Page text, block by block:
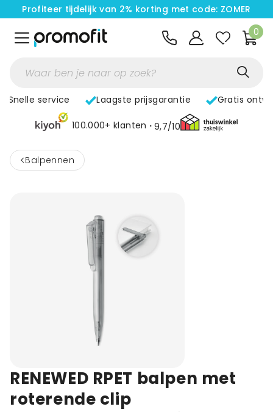
Profiteer tijdelijk van 2% korting met code: ZOMER
0
Snelle service Laagste prijsgarantie Gratis
100.000+ klanten 9,7/10
< Balpennen
RENEWED RPET balpen met
roterende clip